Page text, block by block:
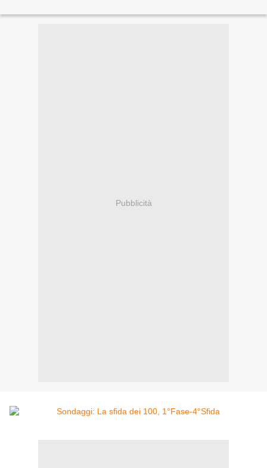
Pubblicità